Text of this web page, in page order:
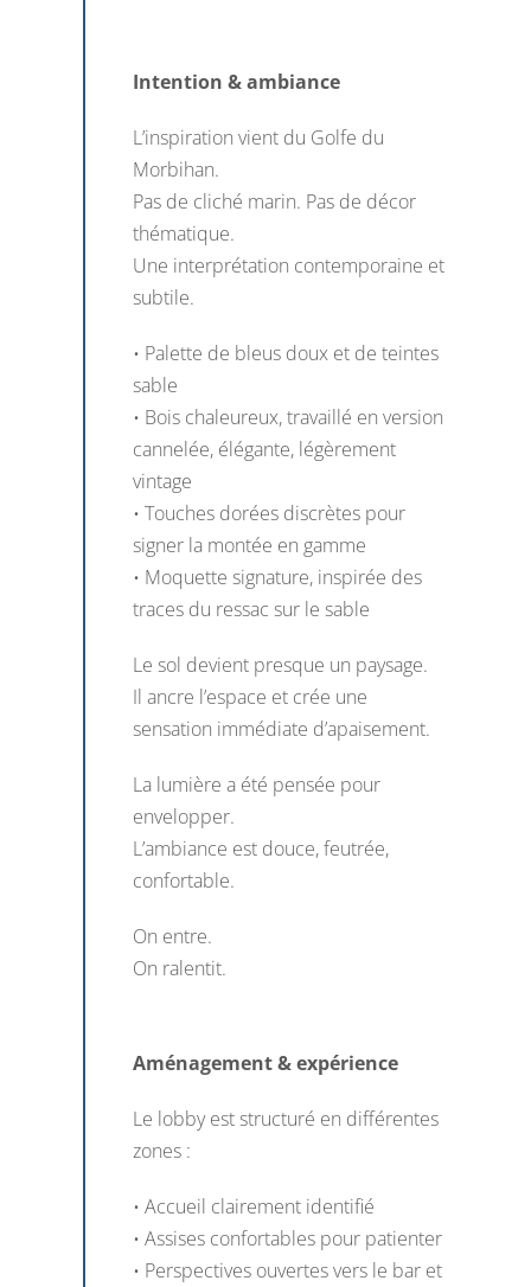
Intention & ambiance
L’inspiration vient du Golfe du
Morbihan.
Pas de cliché marin. Pas de décor
thématique.
Une interprétation contemporaine et
subtile.
• Palette de bleus doux et de teintes
sable
• Bois chaleureux, travaillé en version
cannelée, élégante, légèrement
vintage
• Touches dorées discrètes pour
signer la montée en gamme
• Moquette signature, inspirée des
traces du ressac sur le sable
Le sol devient presque un paysage.
Il ancre l’espace et crée une
sensation immédiate d’apaisement.
La lumière a été pensée pour
envelopper.
L’ambiance est douce, feutrée,
confortable.
On entre.
On ralentit.
Aménagement & expérience
Le lobby est structuré en différentes
zones :
• Accueil clairement identifié
• Assises confortables pour patienter
• Perspectives ouvertes vers le bar et